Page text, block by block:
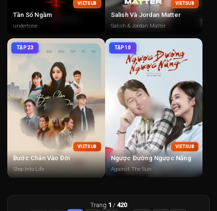
VIETSUB
Tần Số Ngầm
undertone
VIETSUB
Salish Và Jordan Matter
Salish & Jordan Matter
TẬP 23
VIETSUB
Bước Chân Vào Đời
Step Into Life
TẬP 10
VIETSUB
Ngược Đường Ngược Nắng
Against The Sun
Trang 1 / 420